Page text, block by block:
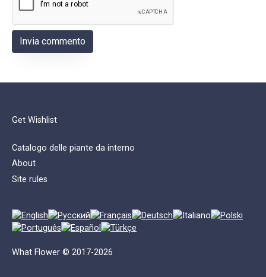
Get Wishlist
Catalogo delle piante da interno
About
Site rules
What Flower © 2017-2026